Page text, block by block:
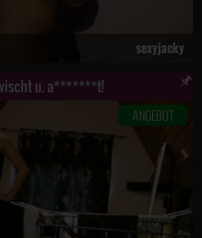
sexyjacky
u. a*******t!
ANGEBOT